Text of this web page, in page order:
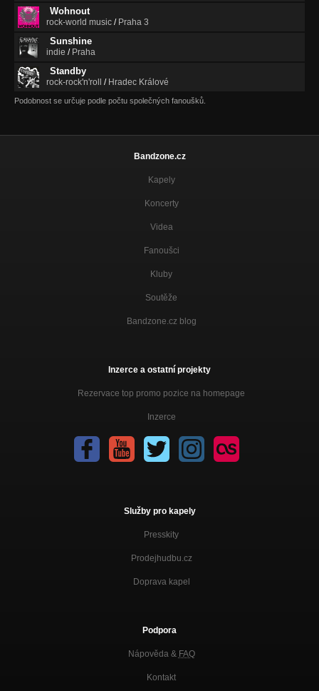
Wohnout
rock-world music / Praha 3
Sunshine
indie / Praha
Standby
rock-rock'n'roll / Hradec Králové
Podobnost se určuje podle počtu společných fanoušků.
Bandzone.cz
Kapely
Koncerty
Videa
Fanoušci
Kluby
Soutěže
Bandzone.cz blog
Inzerce a ostatní projekty
Rezervace top promo pozice na homepage
Inzerce
Služby pro kapely
Presskity
Prodejhudbu.cz
Doprava kapel
Podpora
Nápověda & FAQ
Kontakt